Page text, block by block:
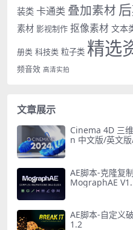
装类 卡通类 叠加素材
素材 影视制作 抠像素材 文本
册类 科技类 粒子类 精选
频音效 高清实拍
文章展示
Cinema 4D 三
n 中文版/英文
AE脚本-克隆复
MographAE
AE脚本-自定义
1.2